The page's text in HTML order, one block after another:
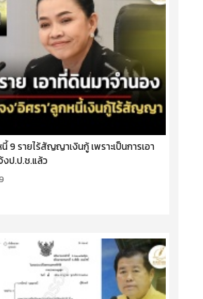
9 รายไร้สัญญาเงินกู้ เพราะเป็นการเอา
ป.ป.ช.แล้ว